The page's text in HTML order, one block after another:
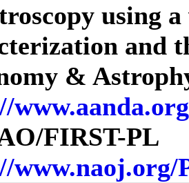
using
and
&
FIRST-PL
www.naoj.org/